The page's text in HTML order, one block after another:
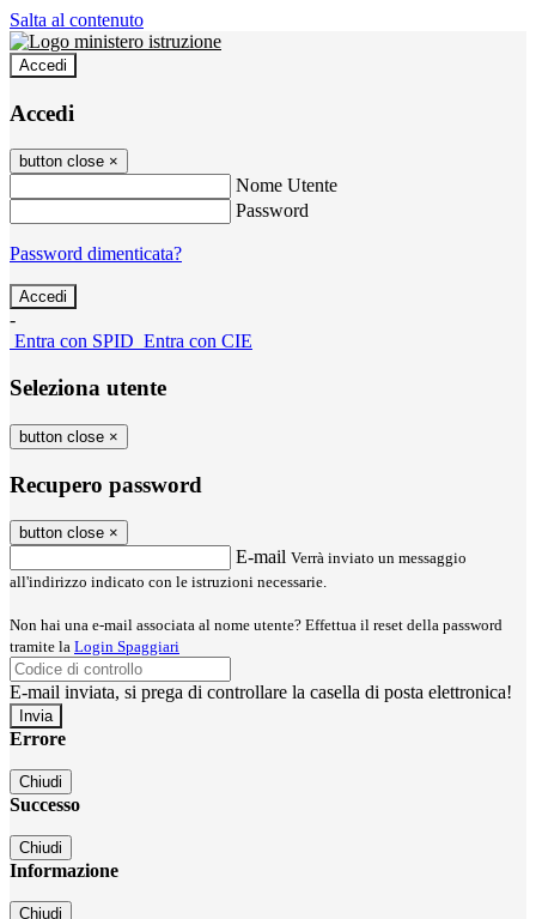
Salta al contenuto
Accedi
Accedi
button close ×
Nome Utente
Password
Password dimenticata?
-
Entra con SPID Entra con CIE
Seleziona utente
button close ×
Recupero password
button close ×
E-mail Verrà inviato un messaggio
all'indirizzo indicato con le istruzioni necessarie.
Non hai una e-mail associata al nome utente? Effettua il reset della password
tramite la Login Spaggiari
E-mail inviata, si prega di controllare la casella di posta elettronica!
Errore
Chiudi
Successo
Chiudi
Informazione
Chiudi